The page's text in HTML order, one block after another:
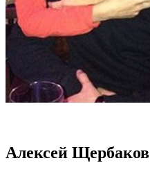
Алексей Щербаков